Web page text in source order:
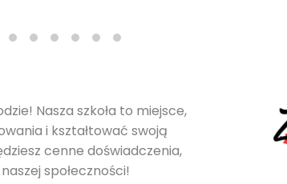
Nasza szkoła to miejsce,
i kształtować swoją
cenne doświadczenia,
społeczności!